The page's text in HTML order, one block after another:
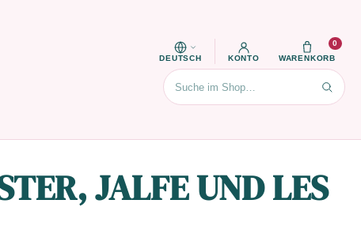
DEUTSCH KONTO WARENKORB
0
Suchen
JALFE UND LES